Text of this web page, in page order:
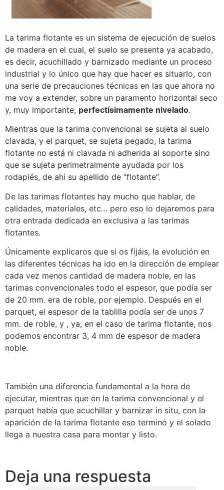
La tarima flotante es un sistema de ejecución de suelos
de madera en el cual, el suelo se presenta ya acabado,
es decir, acuchillado y barnizado mediante un proceso
industrial y lo único que hay que hacer es situarlo, con
una serie de precauciones técnicas en las que ahora no
me voy a extender, sobre un paramento horizontal seco
y, muy importante, perfectísimamente nivelado.
Mientras que la tarima convencional se sujeta al suelo
clavada, y el parquet, se sujeta pegado, la tarima
flotante no está ni clavada ni adherida al soporte sino
que se sujeta perimetralmente ayudada por los
rodapiés, de ahí su apellido de “flotante”.
De las tarimas flotantes hay mucho que hablar, de
calidades, materiales, etc… pero eso lo dejaremos para
otra entrada dedicada en exclusiva a las tarimas
flotantes.
Únicamente explicaros que si os fijáis, la evolución en
las diferentes técnicas ha ido en la dirección de emplear
cada vez menos cantidad de madera noble, en las
tarimas convencionales todo el espesor, que podía ser
de 20 mm. era de roble, por ejemplo. Después en el
parquet, el espesor de la tablilla podía ser de unos 7
mm. de roble, y , ya, en el caso de tarima flotante, nos
podemos encontrar 3, 4 mm de espesor de madera
noble.
También una diferencia fundamental a la hora de
ejecutar, mientras que en la tarima convencional y el
parquet había que acuchillar y barnizar in situ, con la
aparición de la tarima flotante eso terminó y el solado
llega a nuestra casa para montar y listo.
Deja una respuesta